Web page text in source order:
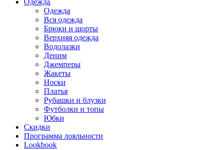
Одежда
Одежда
Вся одежда
Брюки и шорты
Верхняя одежда
Водолазки
Деним
Джемперы
Жакеты
Носки
Платья
Рубашки и блузки
Футболки и топы
Юбки
Скидки
Программа лояльности
Lookbook